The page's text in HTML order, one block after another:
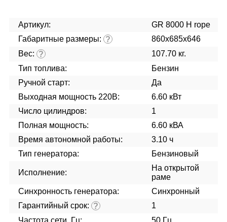
Артикул:
GR 8000 H rope
Габаритные размеры: ?
860x685x646
Вес: ?
107.70 кг.
Тип топлива:
Бензин
Ручной старт:
Да
Выходная мощность 220В:
6.60 кВт
Число цилиндров:
1
Полная мощность:
6.60 кВА
Время автономной работы:
3.10 ч
Тип генератора:
Бензиновый
Исполнение:
На открытой
раме
Синхронность генератора:
Синхронный
Гарантийный срок: ?
1
Частота сети, Гц:
50 Гц